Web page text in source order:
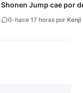
Shonen Jump cae por
0-hace 17 horas por Kenji